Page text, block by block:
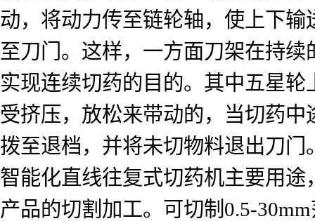
动，将动力传至链轮轴，使上下
至刀门。这样，一方面刀架在持
实现连续切药的目的。其中五星
受挤压，放松来带动的，当切药
拨至退档，并将未切物料退出刀门
智能化直线往复式切药机主要用
产品的切割加工。可切制0.5-